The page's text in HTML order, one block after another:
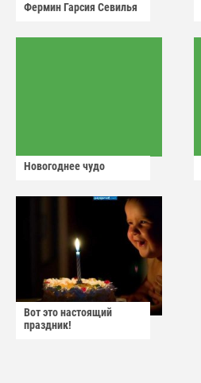
Фермин Гарсия Севилья
Новогоднее чудо
Вот это настоящий
праздник!